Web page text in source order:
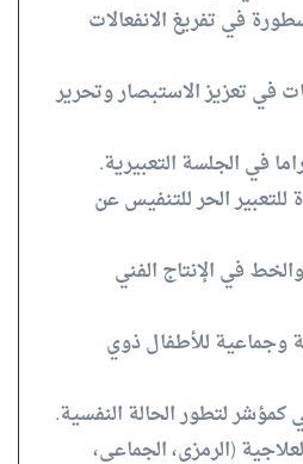
في تفريغ الانفعالات
في تعزيز الاستبصار وتحرير
في الجلسة التعبيرية.
للتعبير الحر للتنفيس عن
في الإنتاج الفني
وجماعية للأطفال ذوي
كمؤشر لتطور الحالة النفسية.
(الرمزي، الجماعي،